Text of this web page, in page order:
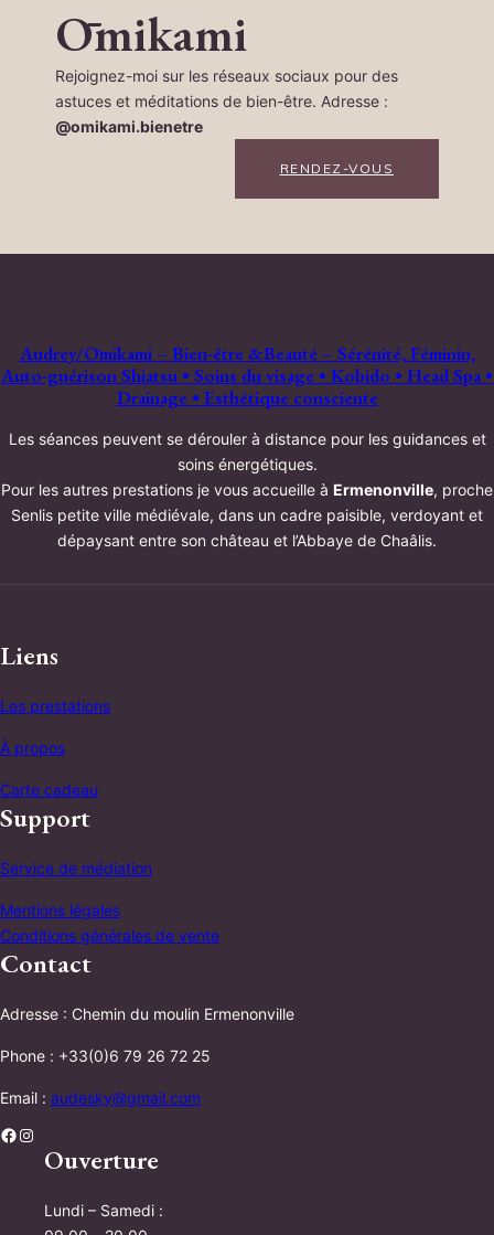
Ōmikami
Rejoignez-moi sur les réseaux sociaux pour des
astuces et méditations de bien-être. Adresse :
@omikami.bienetre
RENDEZ-VOUS
Audrey/Ōmikami – Bien-être &Beauté – Sérénité, Féminin,
Auto-guérison Shiatsu • Soins du visage • Kobido • Head Spa •
Drainage • Esthétique consciente
Les séances peuvent se dérouler à distance pour les guidances et
soins énergétiques.
Pour les autres prestations je vous accueille à Ermenonville, proche
Senlis petite ville médiévale, dans un cadre paisible, verdoyant et
dépaysant entre son château et l’Abbaye de Chaâlis.
Liens
Les prestations
À propos
Carte cadeau
Support
Service de médiation
Mentions légales
Conditions générales de vente
Contact
Adresse : Chemin du moulin Ermenonville
Phone : +33(0)6 79 26 72 25
Email : audesky@gmail.com
Facebook Instagram
Ouverture
Lundi – Samedi :